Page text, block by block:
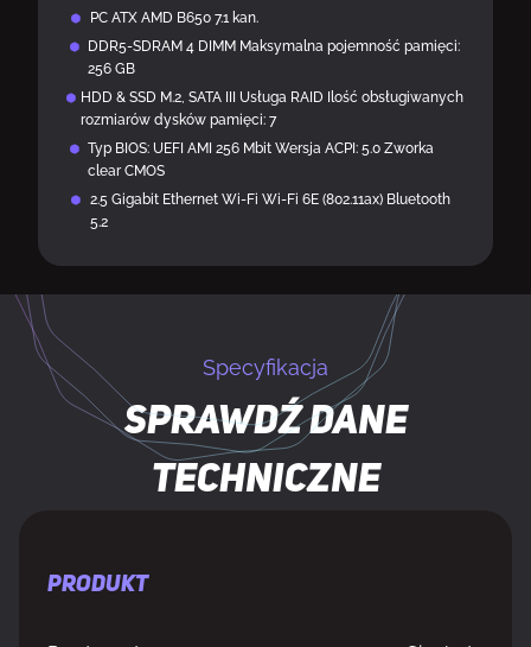
PC ATX AMD B650 7.1 kan.
DDR5-SDRAM 4 DIMM Maksymalna pojemność pamięci:
256 GB
HDD & SSD M.2, SATA III Usługa RAID Ilość obsługiwanych
rozmiarów dysków pamięci: 7
Typ BIOS: UEFI AMI 256 Mbit Wersja ACPI: 5.0 Zworka
clear CMOS
2.5 Gigabit Ethernet Wi-Fi Wi-Fi 6E (802.11ax) Bluetooth
5.2
Specyfikacja
Sprawdź dane
techniczne
PRODUKT